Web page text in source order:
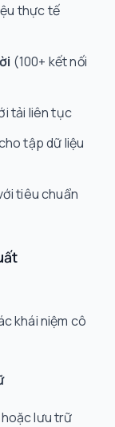
thực tế
(100+ kết nối
tải liên tục
tập dữ liệu
tiêu chuẩn
khái niệm cô
lưu trữ